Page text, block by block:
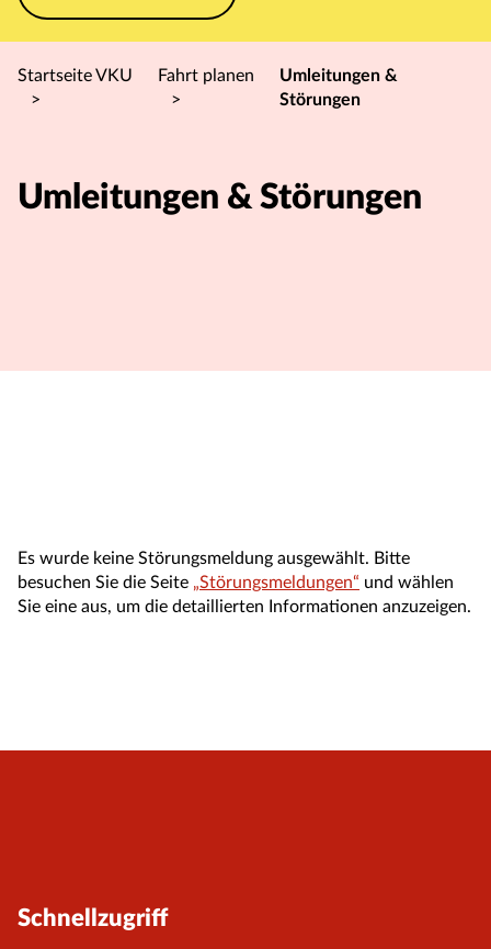
Startseite VKU
>
Fahrt planen
>
Umleitungen &
Störungen
Umleitungen & Störungen
Es wurde keine Störungsmeldung ausgewählt. Bitte
besuchen Sie die Seite „Störungsmeldungen“ und wählen
Sie eine aus, um die detaillierten Informationen anzuzeigen.
Schnellzugriff